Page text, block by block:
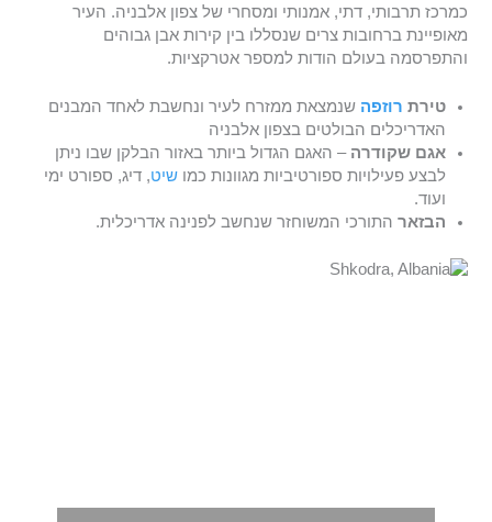
כמרכז תרבותי, דתי, אמנותי ומסחרי של צפון אלבניה. העיר
מאופיינת ברחובות צרים שנסללו בין קירות אבן גבוהים
והתפרסמה בעולם הודות למספר אטרקציות.
טירת רוזפה שנמצאת ממזרח לעיר ונחשבת לאחד המבנים
האדריכלים הבולטים בצפון אלבניה
אגם שקודרה – האגם הגדול ביותר באזור הבלקן שבו ניתן
לבצע פעילויות ספורטיביות מגוונות כמושיט, דיג, ספורט ימי
ועוד.
הבזאר התורכי המשוחזר שנחשב לפנינה אדריכלית.